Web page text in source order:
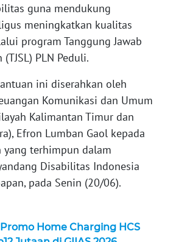
guna mendukung
meningkatkan kualitas
program Tanggung Jawab
PLN Peduli.
ini diserahkan oleh
Komunikasi dan Umum
Kalimantan Timur dan
Efron Lumban Gaol kepada
yang terhimpun dalam
Disabilitas Indonesia
pada Senin (20/06).
Home Charging HCS